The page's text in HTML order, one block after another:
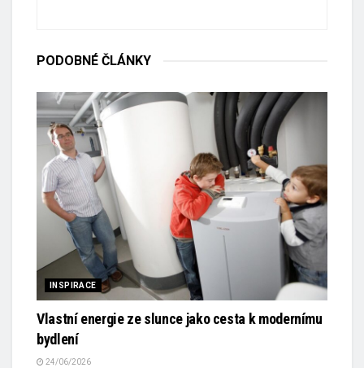
PODOBNÉ ČLÁNKY
INSPIRACE
Vlastní energie ze slunce jako cesta k modernímu
bydlení
24/06/2026